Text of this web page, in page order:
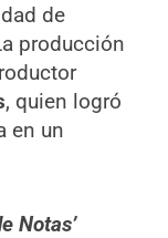
de
producción
, quien logró
en un
Notas’